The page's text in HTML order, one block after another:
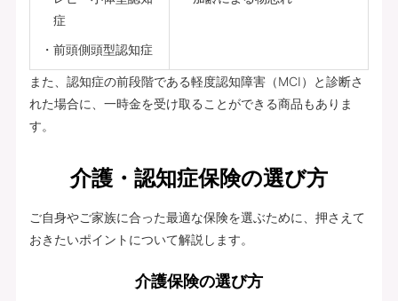
症
前頭側頭型認知症
また、認知症の前段階である軽度認知障害（MCI）と診断さ
れた場合に、一時金を受け取ることができる商品もありま
す。
介護・認知症保険の選び方
ご自身やご家族に合った最適な保険を選ぶために、押さえて
おきたいポイントについて解説します。
介護保険の選び方